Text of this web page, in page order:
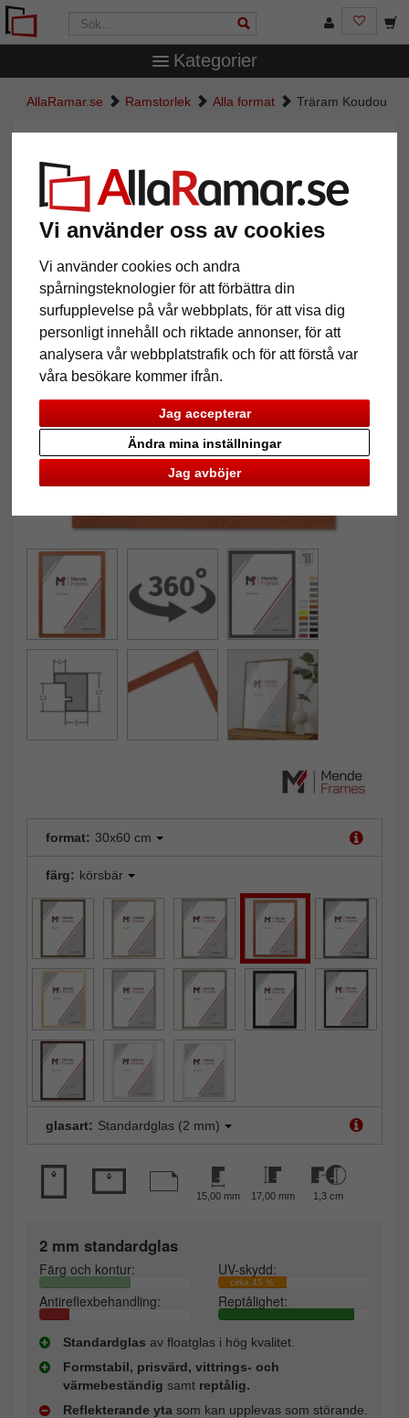
Vi använder oss av cookies
Vi använder cookies och andra
spårningsteknologier för att förbättra din
surfupplevelse på vår webbplats, för att visa dig
personligt innehåll och riktade annonser, för att
analysera vår webbplatstrafik och för att förstå var
våra besökare kommer ifrån.
Jag accepterar
Jag avböjer
Ändra mina inställningar
Kategorier
AllaRamar.se Ramstorlek Alla format Träram Koudou
Tillbaka
format: 30x60 cm
färg: körsbär
glasart: Standardglas (2 mm)
15,00 mm 17,00 mm 1,3 cm
2 mm standardglas
Färg och kontur: UV-skydd:
cirka 45 %
Antireflexbehandling: Reptålighet:
Standardglas av floatglas i hög kvalitet.
Formstabil, prisvärd, vittrings- och
värmebeständig samt reptålig.
Reflekterande yta som kan upplevas som störande.